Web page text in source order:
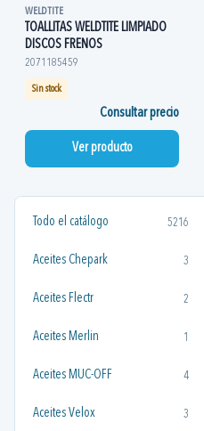
Todo el catálogo 5216
Aceites Chepark 3
Aceites Flectr 2
Aceites Merlin 1
Aceites MUC-OFF 4
Aceites Velox 3
WELDTITE
TOALLITAS WELDTITE LIMPIADO
DISCOS FRENOS
2071185459
Sin stock
Consultar precio
Ver producto